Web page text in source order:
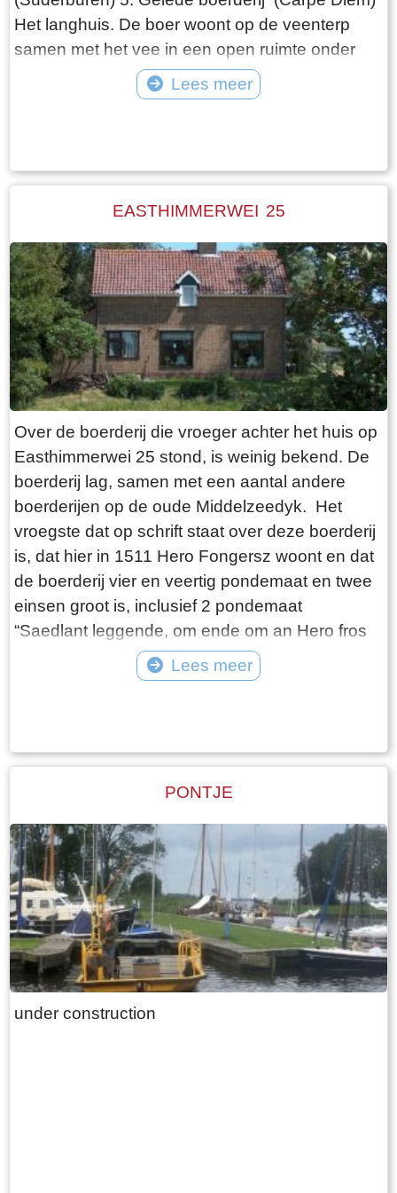
Het langhuis. De boer woont op de veenterp
samen met het vee in een open ruimte onder
één dak. De ontwikkeling van de boerderij gaat
de volgende fase in, als de boer gescheiden
lager is dan het voorhuis. Daarachter de schuur,
naast de boerderij in de hooiberg opgeslagen.
Het laatste langhuis met de bijbehorende
hooiberg in Fryslân staat, volledig
gerestaureerd, in het dorp Warten. Het is als
museum ingericht ( bouwjaar 1725)
Lees meer
EASTHIMMERWEI 25
Over de boerderij die vroeger achter het huis op
Easthimmerwei 25 stond, is weinig bekend. De
boerderij lag, samen met een aantal andere
boerderijen op de oude Middelzeedyk. Het
vroegste dat op schrift staat over deze boerderij
is, dat hier in 1511 Hero Fongersz woont en dat
de boerderij vier en veertig pondemaat en twee
einsen groot is, inclusief 2 pondemaat
“Saedlant leggende, om ende om an Hero fros
huijs ende Heem“. Het weiland ligt vanaf de
boerderij tot aan de Mieddyk en het “hoijland” ligt
Folsgara naar de Tsjaerddyk om bij het land te
we lezen in een advertentie van 24 oktober
1787 in de LC: De Secretaris ADEMA, zal op
Dinsdag den 30 October 1787 ’s Na demiddags
om 1 Uur, in het Waapen van Sneek by de
Finale Palm slag verkopen Een uitmuntende
ZATHE en LANDEN met de Huizinge, Schure,
Hovinge en wydere annexen gelegen in
Folsgare, groot in het geheel, 40 een tweede
Lees meer
PONTJE
under construction